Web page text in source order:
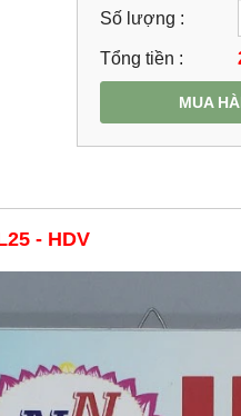
Số lượng :
Tổng tiền :
MUA
- HDV